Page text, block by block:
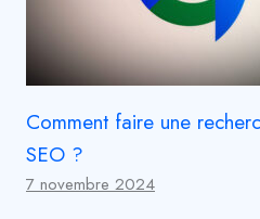
Comment faire une
SEO ?
7 novembre 2024